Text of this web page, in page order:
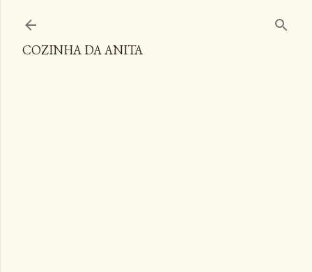
COZINHA DA ANITA